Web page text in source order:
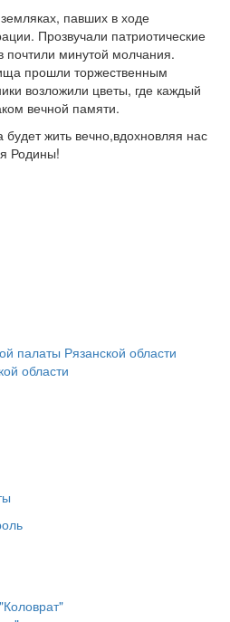
павших в ходе
Прозвучали патриотические
почтили минутой молчания.
прошли торжественным
возложили цветы, где каждый
вечной памяти.
жить вечно,вдохновляя нас
Родины!
палаты Рязанской области
области